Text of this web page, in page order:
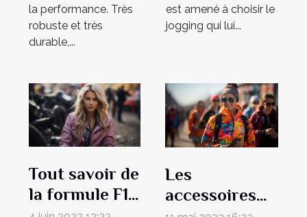
la performance. Très
robuste et très
durable,...
est amené à choisir le
jogging qui lui...
Tout savoir de
la formule F1
Les
accessoires